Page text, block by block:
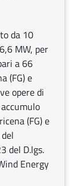
da 10
MW, per
a 66
(FG) e
opere di
(FG) e
del D.lgs.
Energy